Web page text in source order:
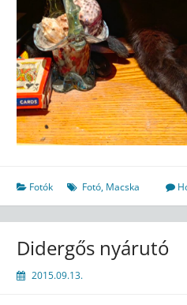
Fotók Fotó, Macska
Didergős nyárutó
2015.09.13.